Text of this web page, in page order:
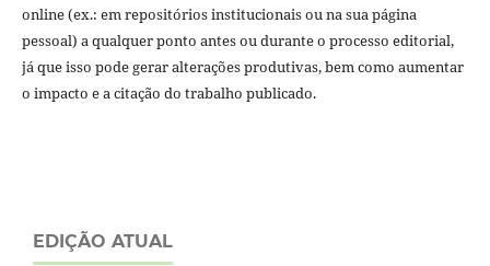
online (ex.: em repositórios institucionais ou na sua página
pessoal) a qualquer ponto antes ou durante o processo editorial,
já que isso pode gerar alterações produtivas, bem como aumentar
o impacto e a citação do trabalho publicado.
EDIÇÃO ATUAL